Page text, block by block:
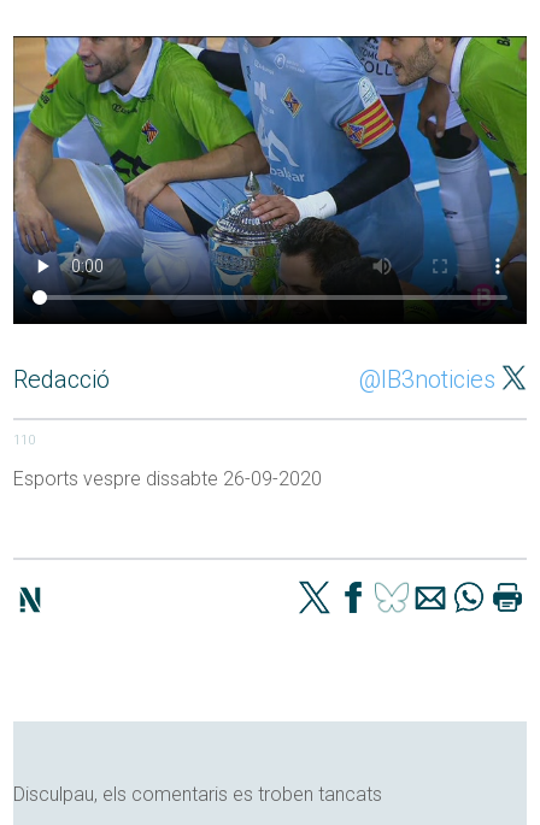
Redacció @IB3noticies
110
Esports vespre dissabte 26-09-2020
Disculpau, els comentaris es troben tancats